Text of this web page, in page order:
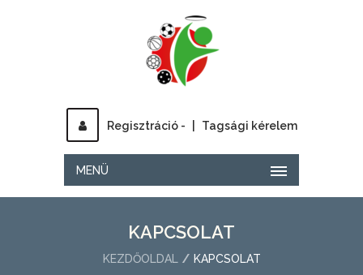
Regisztráció - Tagsági kérelem
MENÜ
KAPCSOLAT
KEZDŐOLDAL KAPCSOLAT